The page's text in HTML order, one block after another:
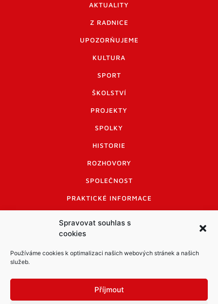
Spravovat souhlas s
cookies
Používáme cookies k optimalizaci našich webových stránek a našich
služeb.
Příjmout
AKTUALITY
Z RADNICE
UPOZORŇUJEME
KULTURA
SPORT
ŠKOLSTVÍ
PROJEKTY
SPOLKY
HISTORIE
ROZHOVORY
SPOLEČNOST
PRAKTICKÉ INFORMACE
INFORMACE A KODEX DISKUTUJÍCÍCH
LOGO A LOGO MANUÁL